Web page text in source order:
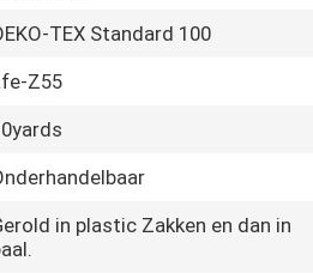
TEX Standard 100
Z55
in plastic Zakken en dan in